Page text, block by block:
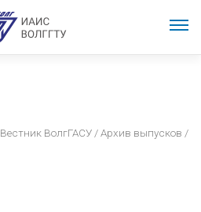
Вестник ВолгГАСУ /Архив выпусков /